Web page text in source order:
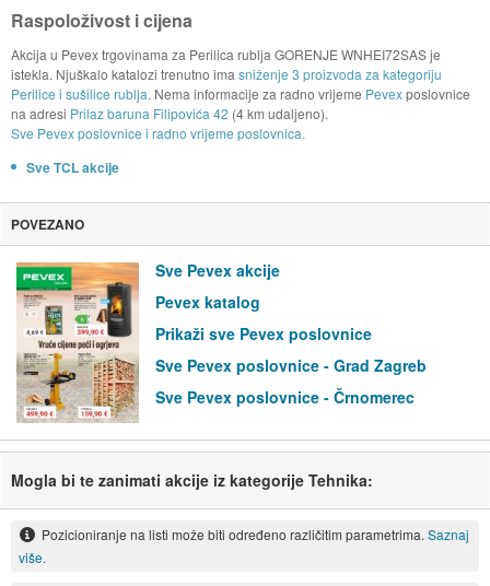
Raspoloživost i cijena
Akcija u Pevex trgovinama za Perilica rublja GORENJE WNHEI72SAS je
istekla. Njuškalo katalozi trenutno ima sniženje 3 proizvoda za kategoriju
Perilice i sušilice rublja. Nema informacije za radno vrijeme Pevexposlovnice
na adresi Prilaz baruna Filipovića 42 (4 km udaljeno).
Sve Pevex poslovnice i radno vrijeme poslovnica.
Sve TCL akcije
POVEZANO
Sve Pevex akcije
Pevex katalog
Prikaži sve Pevex poslovnice
Sve Pevex poslovnice - Grad Zagreb
Sve Pevex poslovnice - Črnomerec
Mogla bi te zanimati akcije iz kategorije Tehnika:
Pozicioniranje na listi može biti određeno različitim parametrima. Saznaj
više.